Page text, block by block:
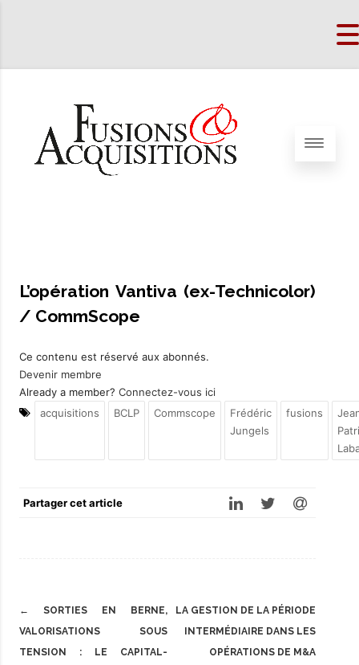
L’opération Vantiva (ex-Technicolor)
/ CommScope
Ce contenu est réservé aux abonnés.
Devenir membre
Already a member? Connectez-vous ici
acquisitions
BCLP Commscope
Frédéric
Jungels
fusions
Partager cet article
Post
navigation
←
SORTIES EN BERNE,
VALORISATIONS SOUS
TENSION : LE CAPITAL-
LA GESTION DE LA PÉRIODE
INTERMÉDIAIRE DANS LES
OPÉRATIONS DE M&A